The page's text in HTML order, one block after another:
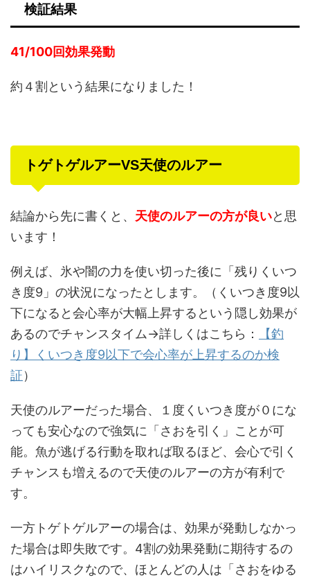
検証結果
41/100回効果発動
約４割という結果になりました！
トゲトゲルアーVS天使のルアー
結論から先に書くと、 天使のルアーの方が良いと思
います！
例えば、氷や闇の力を使い切った後に「残りくいつ
き度9」の状況になったとします。（くいつき度9以
下になると会心率が大幅上昇するという隠し効果が
あるのでチャンスタイム→詳しくはこちら：
【釣
り】くいつき度9以下で会心率が上昇するのか検
証）
天使のルアーだった場合、１度くいつき度が０にな
っても安心なので強気に「さおを引く」ことが可
能。魚が逃げる行動を取れば取るほど、会心で引く
チャンスも増えるので天使のルアーの方が有利で
す。
一方トゲトゲルアーの場合は、効果が発動しなかっ
た場合は即失敗です。4割の効果発動に期待するの
はハイリスクなので、ほとんどの人は「さおをゆる